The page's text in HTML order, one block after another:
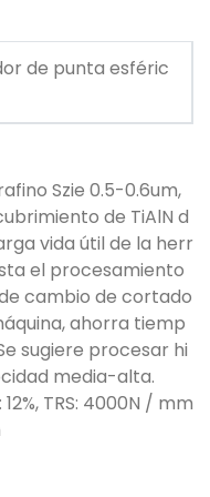
de punta esféric
Szie 0.5-0.6um,
de TiAlN d
vida útil de la herr
el procesamiento
cambio de cortado
ahorra tiemp
sugiere procesar hi
media-alta.
TRS: 4000N / mm